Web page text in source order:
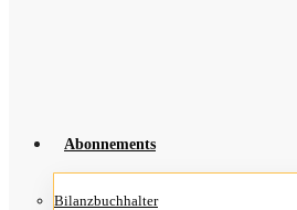
Abon­ne­ments
Bilanz­buch­hal­ter